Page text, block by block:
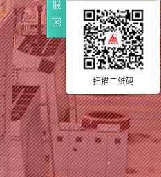
服
扫描二维码